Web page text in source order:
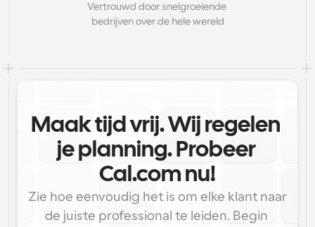
Vertrouwd door snelgroeiende
bedrijven over de hele wereld
Maak tijd vrij. Wij regelen
je planning. Probeer
Cal.com nu!
Zie hoe eenvoudig het is om elke klant naar
de juiste professional te leiden. Begin